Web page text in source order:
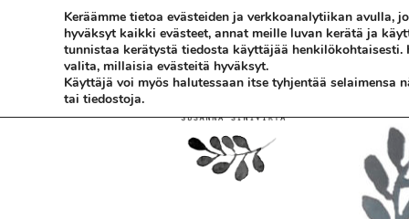
Siirry
navigointiin
Siirry
sisältöön
Keräämme tietoa evästeiden ja verkkoanalytiikan avulla,
hyväksyt kaikki evästeet, annat meille luvan kerätä ja
tunnistaa kerätystä tiedosta käyttäjää
valita, millaisia evästeitä hyväksyt.
Käyttäjä voi myös halutessaan itse tyhjentää
tai tiedostoja.